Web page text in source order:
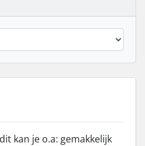
kan je o.a: gemakkelijk